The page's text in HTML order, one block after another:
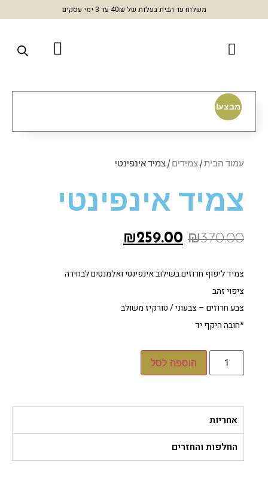
משלוח עד הבית בעלות של 40₪ עד 3 ימי עסקים
עמוד הבית/צמידים/ צמיד אינפינטי
צמיד אינפינטי
₪370.00
₪259.00
צמיד ליפוף חרוזים בשילוב אינפינטי ואלמנטים לבחירה
ציפוי זהב
צבע חרוזים – צבעוני / טורקיז משולב
*חובה היקף יד
הוספה לסל
אחריות
החלפות והחזרים
מבצע!